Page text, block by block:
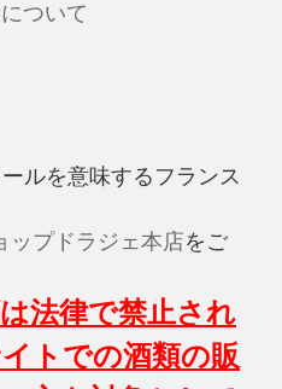
ついて
ルを意味するフランス
ップドラジェ本店をご
法律で禁止され
トでの酒類の販